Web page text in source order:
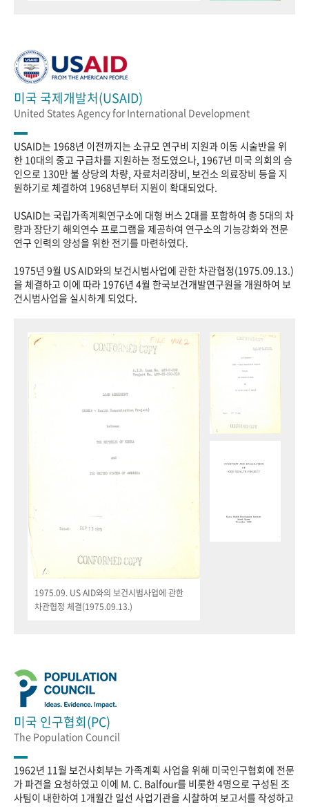
미국 국제개발처(USAID)
United States Agency for International Development
USAID는 1968년 이전까지는 소규모 연구비 지원과 이동 시술반을 위
한 10대의 중고 구급차를 지원하는 정도였으나, 1967년 미국 의회의 승
인으로 130만 불 상당의 차량, 자료처리장비, 보건소 의료장비 등을 지
원하기로 체결하여 1968년부터 지원이 확대되었다.
USAID는 국립가족계획연구소에 대형 버스 2대를 포함하여 총 5대의 차
량과 장단기 해외연수 프로그램을 제공하여 연구소의 기능강화와 전문
연구 인력의 양성을 위한 전기를 마련하였다.
1975년 9월 US AID와의 보건시범사업에 관한 차관협정(1975.09.13.)
을 체결하고 이에 따라 1976년 4월 한국보건개발연구원을 개원하여 보
건시범사업을 실시하게 되었다.
1975.09. US AID와의 보건시범사업에 관한
차관협정 체결(1975.09.13.)
미국 인구협회(PC)
The Population Council
1962년 11월 보건사회부는 가족계획 사업을 위해 미국인구협회에 전문
가 파견을 요청하였고 이에 M. C. Balfour를 비롯한 4명으로 구성된 조
사팀이 내한하여 1개월간 일선 사업기관을 시찰하여 보고서를 작성하고